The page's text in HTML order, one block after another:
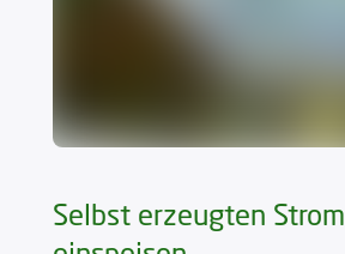
Selbst erzeugten Strom